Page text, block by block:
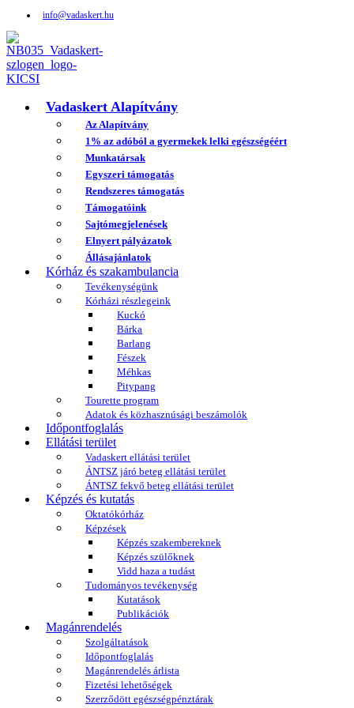
info@vadaskert.hu
Vadaskert Alapítvány
Az Alapítvány
1% az adóból a gyermekek lelki egészségéért
Munkatársak
Egyszeri támogatás
Rendszeres támogatás
Támogatóink
Sajtómegjelenések
Elnyert pályázatok
Állásajánlatok
Kórház és szakambulancia
Tevékenységünk
Kórházi részlegeink
Kuckó
Bárka
Barlang
Fészek
Méhkas
Pitypang
Tourette program
Adatok és közhasznúsági beszámolók
Időpontfoglalás
Ellátási terület
Vadaskert ellátási terület
ÁNTSZ járó beteg ellátási terület
ÁNTSZ fekvő beteg ellátási terület
Képzés és kutatás
Oktatókórház
Képzések
Képzés szakembereknek
Képzés szülőknek
Vidd haza a tudást
Tudományos tevékenység
Kutatások
Publikációk
Magánrendelés
Szolgáltatások
Időpontfoglalás
Magánrendelés árlista
Fizetési lehetőségek
Szerződött egészségpénztárak